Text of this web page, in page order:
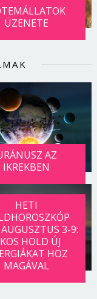
ÜZENETE
AZ
IKREKBEN
HETI
3-9:
HOLD ÚJ
HOZ
MAGÁVAL